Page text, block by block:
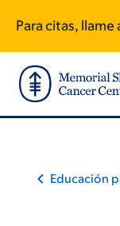
main
content
footer
Para citas, llame
Educación